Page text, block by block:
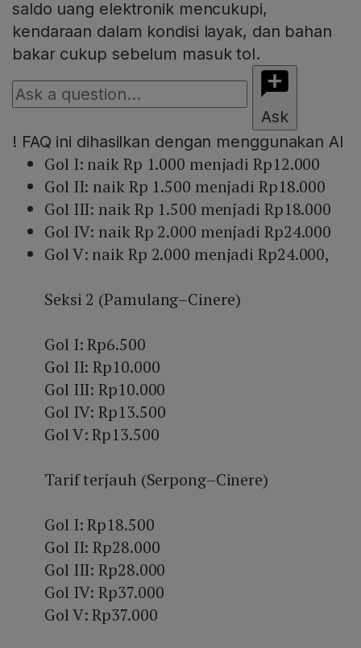
saldo uang elektronik mencukupi,
kendaraan dalam kondisi layak, dan bahan
bakar cukup sebelum masuk tol.
Ask
! FAQ ini dihasilkan dengan menggunakan AI
Gol I: naik Rp 1.000 menjadi Rp12.000
Gol II: naik Rp 1.500 menjadi Rp18.000
Gol III: naik Rp 1.500 menjadi Rp18.000
Gol IV: naik Rp 2.000 menjadi Rp24.000
Gol V: naik Rp 2.000 menjadi Rp24.000,
Seksi 2 (Pamulang–Cinere)
Gol I: Rp6.500
Gol II: Rp10.000
Gol III: Rp10.000
Gol IV: Rp13.500
Gol V: Rp13.500
Tarif terjauh (Serpong–Cinere)
Gol I: Rp18.500
Gol II: Rp28.000
Gol III: Rp28.000
Gol IV: Rp37.000
Gol V: Rp37.000